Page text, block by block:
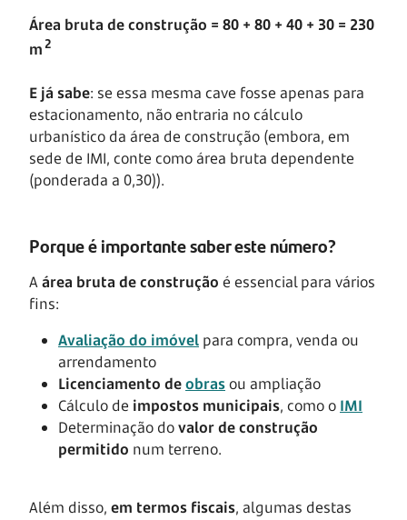
Área bruta de construção = 80 + 80 + 40 + 30 = 230
m2
E já sabe: se essa mesma cave fosse apenas para
estacionamento, não entraria no cálculo
urbanístico da área de construção (embora, em
sede de IMI, conte como área bruta dependente
(ponderada a 0,30)).
Porque é importante saber este número?
Aárea bruta de construção é essencial para vários
fins:
Avaliação do imóvel para compra, venda ou
arrendamento
Licenciamento deobrasou ampliação
Cálculo de impostos municipais, como o IMI
Determinação dovalor de construção
permitido num terreno.
Além disso, em termos fiscais, algumas destas